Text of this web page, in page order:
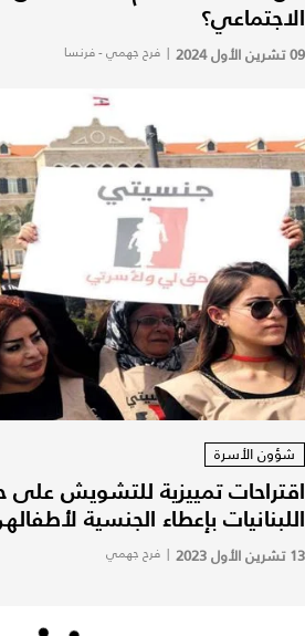
الاجتماعي؟
09 تشرين الأول 2024 | فرح جهمي - فرنسا
شؤون الأسرة
اقتراحات تمييزية للتشويش
اللبنانيات بإعطاء الجنسية
13 تشرين الأول 2023 | فرح جهمي